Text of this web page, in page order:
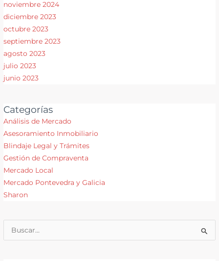
noviembre 2024
diciembre 2023
octubre 2023
septiembre 2023
agosto 2023
julio 2023
junio 2023
Categorías
Análisis de Mercado
Asesoramiento Inmobiliario
Blindaje Legal y Trámites
Gestión de Compraventa
Mercado Local
Mercado Pontevedra y Galicia
Sharon